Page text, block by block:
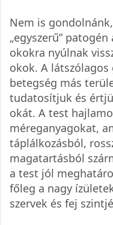
Nem is
„egyszerű”
okokra nyúlnak
okok. A
betegség más
tudatosítjuk és
okát. A test
méreganyagokat,
táplálkozásból,
magatartásból
a test jól
főleg a nagy
szervek és fej